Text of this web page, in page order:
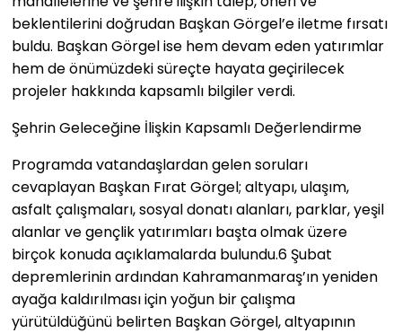
beklentilerini doğrudan Başkan Görgel’e iletme fırsatı
buldu. Başkan Görgel ise hem devam eden yatırımlar
hem de önümüzdeki süreçte hayata geçirilecek
projeler hakkında kapsamlı bilgiler verdi.
Şehrin Geleceğine İlişkin Kapsamlı Değerlendirme
Programda vatandaşlardan gelen soruları
cevaplayan Başkan Fırat Görgel; altyapı, ulaşım,
asfalt çalışmaları, sosyal donatı alanları, parklar, yeşil
alanlar ve gençlik yatırımları başta olmak üzere
birçok konuda açıklamalarda bulundu.6 Şubat
depremlerinin ardından Kahramanmaraş’ın yeniden
ayağa kaldırılması için yoğun bir çalışma
yürütüldüğünü belirten Başkan Görgel, altyapının